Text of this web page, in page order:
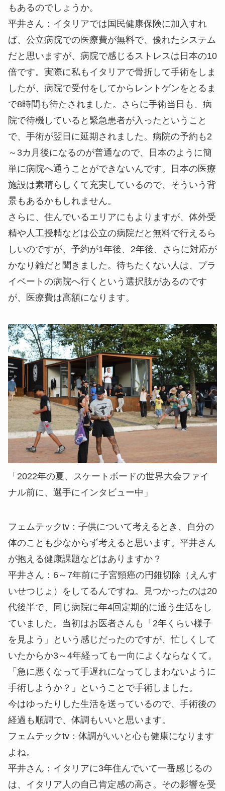
もあるのでしょうか。
平井さん： イタリアでは国民健康保険に加入すれ
ば、公立病院での医療費が無料で、優れたシステム
だと思いますが、病院で感じるストレスは日本の10
倍です。実際に私もイタリアで骨折して手術をしま
したが、病院で受付をしてからレントゲンをとるま
で8時間も待たされました。さらに手術当日も、病
院で待機していると緊急患者が入ったということ
で、手術が翌日に延期されました。病院の予約も2
～3カ月後になるのが普通なので、日本のように簡
単に病院へ通うことができないんです。日本の医療
施設は素晴らしくて充実しているので、そういう背
景もあるかもしれません。
さらに、住んでいるエリアにもよりますが、体外受
精や人工授精などは公立の病院だと無料で行えるら
しいのですが、予約が1年後、2年後、さらに対応が
かなり雑だと聞きました。待ちたくない人は、プラ
イベートの病院へ行くという選択肢があるのです
が、医療費は高額になります。
「2022年の夏、スケートボードの世界大会ファイ
ナル前に、選手にインタビュー中」
フェムテックtv： 子供について考えるとき、自分の
体のことも少なからず考えると思います。平井さん
が抱える健康課題などはありますか？
平井さん： 6～7年前に子宮頸癌の円錐切除（えんす
いせつじょ）をしてるんですね。見つかったのは20
代後半で、同じ病院に年4回定期的に通う生活をし
ていました。当初はお医者さんも「2年くらい様子
を見よう」という感じだったのですが、忙しくして
いたからか3～4年経っても一向によくならなくて。
「急に悪くなって手遅れになってしまわないように
手術しようか？」ということで手術しました。
今はゆったりした生活を送っているので、手術後の
経過も順調で、体調もいいと思います。
フェムテックtv： 体調がいいと心も健康になります
よね。
平井さん：イタリアに3年住んでいて一番感じるの
は、イタリア人の自己肯定感の高さ。その影響を受